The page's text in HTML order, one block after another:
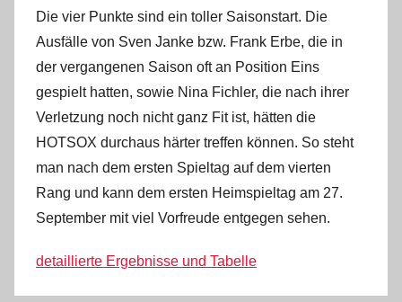
Die vier Punkte sind ein toller Saisonstart. Die
Ausfälle von Sven Janke bzw. Frank Erbe, die in
der vergangenen Saison oft an Position Eins
gespielt hatten, sowie Nina Fichler, die nach ihrer
Verletzung noch nicht ganz Fit ist, hätten die
HOTSOX durchaus härter treffen können. So steht
man nach dem ersten Spieltag auf dem vierten
Rang und kann dem ersten Heimspieltag am 27.
September mit viel Vorfreude entgegen sehen.
detaillierte Ergebnisse und Tabelle